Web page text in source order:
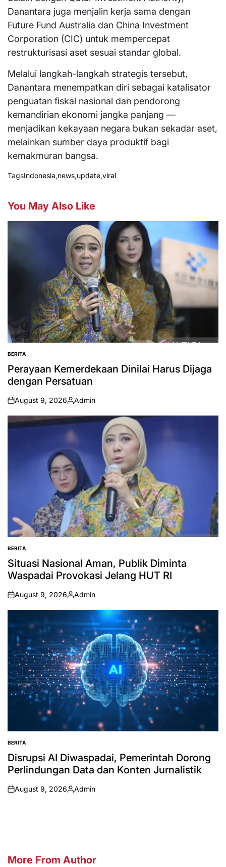
Danantara juga menjalin kerja sama dengan
Future Fund Australia dan China Investment
Corporation (CIC) untuk mempercepat
restrukturisasi aset sesuai standar global.
Melalui langkah-langkah strategis tersebut,
Danantara menempatkan diri sebagai katalisator
penguatan fiskal nasional dan pendorong
kemandirian ekonomi jangka panjang —
menjadikan kekayaan negara bukan sekadar aset,
melainkan sumber daya produktif bagi
kemakmuran bangsa.
TagsIndonesia,news,update,viral
You May Also Like
POSTED
IN
BERITA
Perayaan Kemerdekaan Dinilai Harus Dijaga
dengan Persatuan
on
August 9, 2026
Posted
by
Admin
POSTED
IN
BERITA
Situasi Nasional Aman, Publik Diminta
Waspadai Provokasi Jelang HUT RI
on
August 9, 2026
Posted
by
Admin
POSTED
IN
BERITA
Disrupsi AI Diwaspadai, Pemerintah Dorong
Perlindungan Data dan Konten Jurnalistik
on
August 9, 2026
Posted
Admin
More From Author